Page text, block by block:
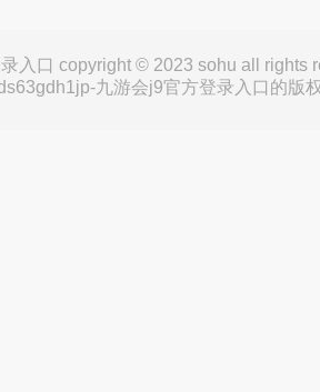
入口 copyright © 2023 sohu all rights
九游会j9官方登录入口的版